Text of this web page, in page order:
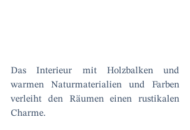
Das Interieur mit Holzbalken und
warmen Naturmaterialien und Farben
verleiht den Räumen einen rustikalen
Charme.